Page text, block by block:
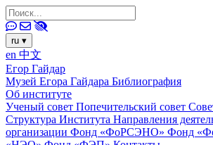
ru ▾
en 中文
Егор Гайдар
Музей Егора Гайдара Библиография
Об институте
Ученый совет Попечительский совет
Структура Института Направления
организации Фонд «ФоРСЭНО» Фонд